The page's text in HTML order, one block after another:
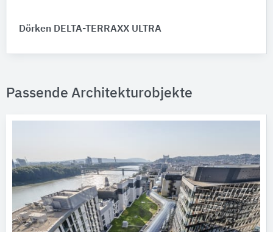
Dörken DELTA-TERRAXX ULTRA
Passende Architekturobjekte